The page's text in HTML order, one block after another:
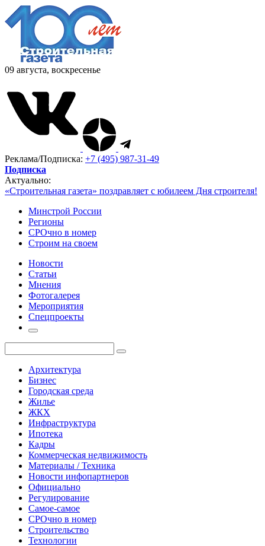
09 августа, воскресенье
Реклама/Подписка: +7 (495) 987-31-49
Подписка
Актуально:
«Строительная газета» поздравляет с юбилеем Дня строителя!
Минстрой России
Регионы
СРОчно в номер
Строим на своем
Новости
Статьи
Мнения
Фотогалерея
Мероприятия
Спецпроекты
Архитектура
Бизнес
Городская среда
Жилье
ЖКХ
Инфраструктура
Ипотека
Кадры
Коммерческая недвижимость
Материалы / Техника
Новости инфопартнеров
Официально
Регулирование
Самое-самое
СРОчно в номер
Строительство
Технологии